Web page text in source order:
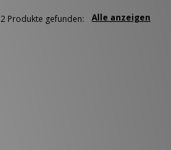
Alle anzeigen
2 Produkte gefunden: